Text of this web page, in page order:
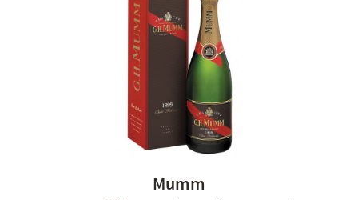
NOS COFFRETS DÉCOUVERTES NOS MEILLEURES VENTES
Mumm